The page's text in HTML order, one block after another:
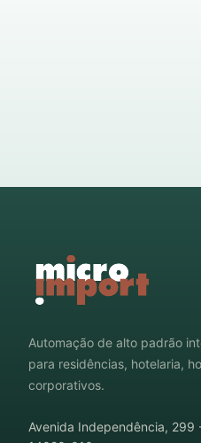
Automação de alto padrão
para residências, hotelaria,
corporativos.
Avenida Independência, 299